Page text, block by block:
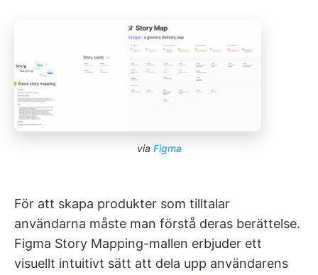
via Figma
För att skapa produkter som tilltalar
användarna måste man förstå deras berättelse.
Figma Story Mapping-mallen erbjuder ett
visuellt intuitivt sätt att dela upp användarens